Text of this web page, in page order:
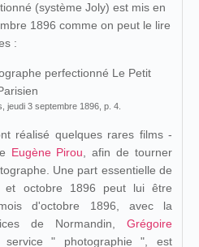
(système Joly) est mis en
1896 comme on peut le lire
:
jeudi 3 septembre 1896, p. 4.
réalisé quelques rares films -
Eugène Pirou , afin de tourner
Une part essentielle de
et octobre 1896 peut lui être
d'octobre 1896, avec la
de Normandin, Grégoire
" photographie ", est